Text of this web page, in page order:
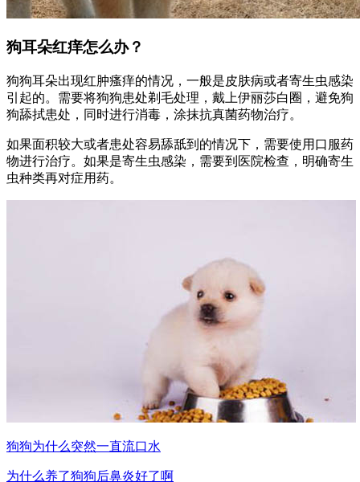
狗耳朵红痒怎么办？
狗狗耳朵出现红肿瘙痒的情况，一般是皮肤病或者寄生虫感染
引起的。需要将狗狗患处剃毛处理，戴上伊丽莎白圈，避免狗
狗舔拭患处，同时进行消毒，涂抹抗真菌药物治疗。
如果面积较大或者患处容易舔舐到的情况下，需要使用口服药
物进行治疗。如果是寄生虫感染，需要到医院检查，明确寄生
虫种类再对症用药。
狗狗为什么突然一直流口水
为什么养了狗狗后鼻炎好了啊